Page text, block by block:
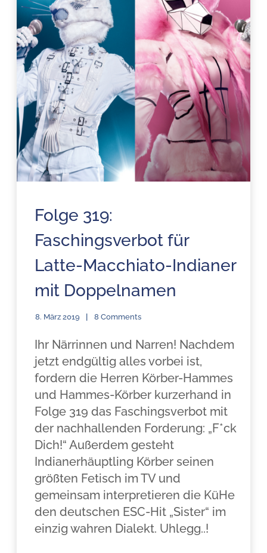
Folge 319:
Faschingsverbot für
Latte-Macchiato-Indianer
mit Doppelnamen
8. März 2019 8 Comments
Ihr Närrinnen und Narren! Nachdem
jetzt endgültig alles vorbei ist,
fordern die Herren Körber-Hammes
und Hammes-Körber kurzerhand in
Folge 319 das Faschingsverbot mit
der nachhallenden Forderung: „F*ck
Dich!“ Außerdem gesteht
Indianerhäuptling Körber seinen
größten Fetisch im TV und
gemeinsam interpretieren die KüHe
den deutschen ESC-Hit „Sister“ im
einzig wahren Dialekt. Uhlegg..!